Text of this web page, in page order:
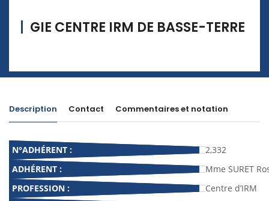
GIE CENTRE IRM DE BASSE-TERRE
Description Contact Commentaires et notation
N°ADHÉRENT :
2,332
ADHÉRENT :
Mme SURET
PROFESSION :
Centre d’IRM